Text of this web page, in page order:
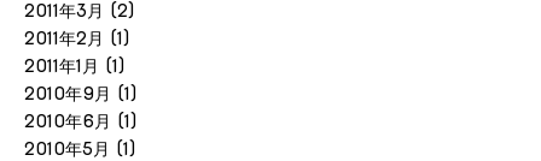
2011年3月 (2)
2011年2月 (1)
2011年1月 (1)
2010年9月 (1)
2010年6月 (1)
2010年5月 (1)